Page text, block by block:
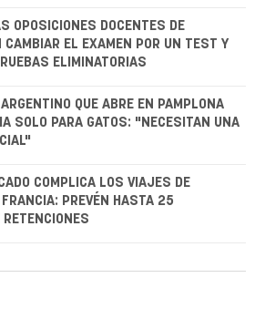
OPOSICIONES DOCENTES DE
CAMBIAR EL EXAMEN POR UN TEST Y
ELIMINATORIAS
QUE ABRE EN PAMPLONA
SOLO PARA GATOS: "NECESITAN UNA
COMPLICA LOS VIAJES DE
FRANCIA: PREVÉN HASTA 25
RETENCIONES